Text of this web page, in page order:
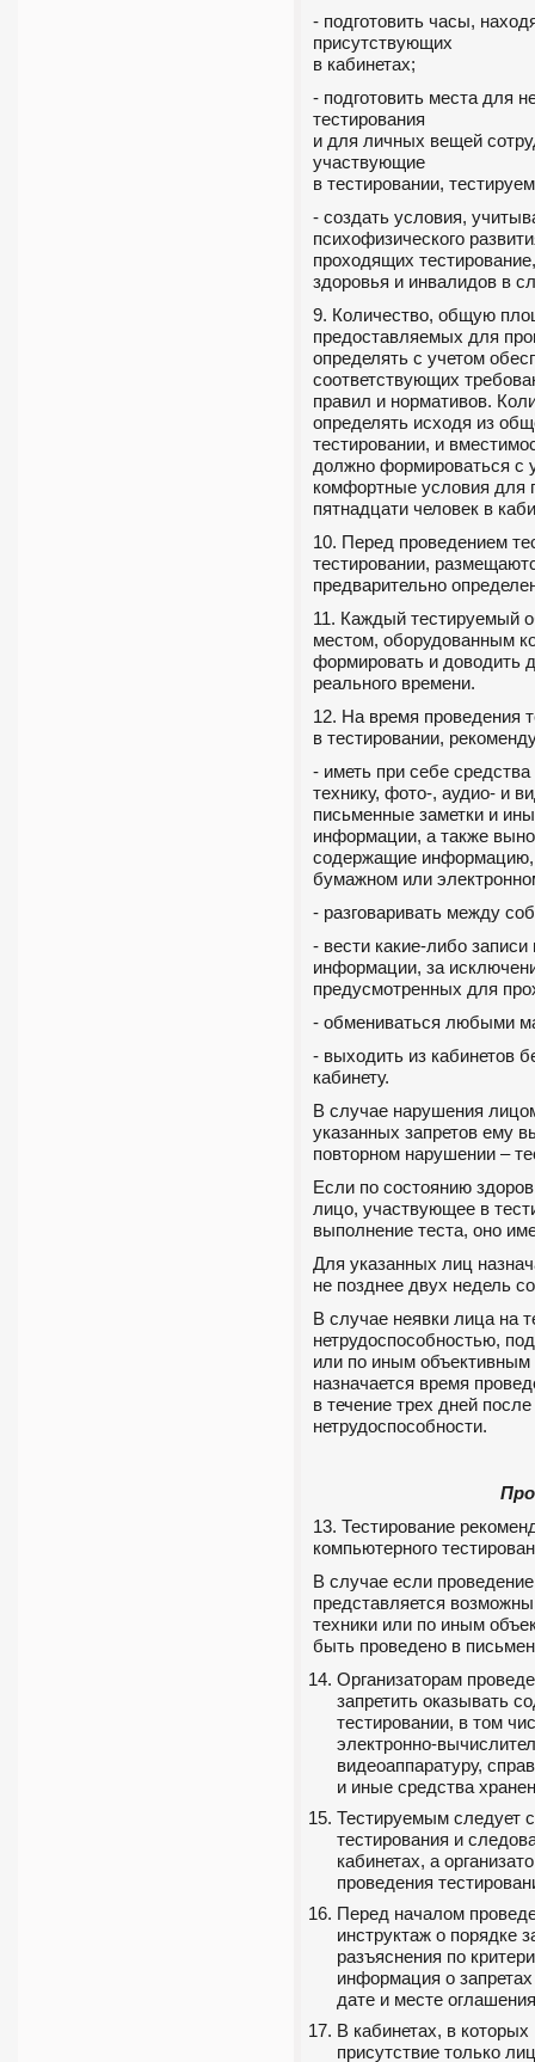
- подготовить часы,
присутствующих
в кабинетах;
- подготовить места для
тестирования
и для личных вещей
участвующие
в тестировании,
- создать условия,
психофизического
проходящих
здоровья и инвалидов в
9. Количество, общую
предоставляемых для
определять с учетом
соответствующих
правил и нормативов.
определять исходя из
тестировании, и
должно формироваться с
комфортные условия для
пятнадцати человек в
10. Перед проведением
тестировании,
предварительно
11. Каждый тестируемый
местом, оборудованным
формировать и доводить
реального времени.
12. На время проведения
в тестировании,
- иметь при себе
технику, фото-, аудио- и
письменные заметки и
информации, а также
содержащие информацию,
бумажном или
- разговаривать между
- вести какие-либо
информации, за
предусмотренных для
- обмениваться любыми
- выходить из кабинетов
кабинету.
В случае нарушения
указанных запретов ему
повторном нарушении –
Если по состоянию
лицо, участвующее в
выполнение теста, оно
Для указанных лиц
не позднее двух недель
В случае неявки лица на
нетрудоспособностью,
или по иным объективным
назначается время
в течение трех дней
нетрудоспособности.
13. Тестирование
компьютерного
В случае если
представляется
техники или по иным
быть проведено в
Организаторам
запретить оказывать
тестировании, в том
электронно-
видеоаппаратуру,
и иные средства
Тестируемым следует
тестирования и
кабинетах, а
проведения
Перед началом
инструктаж о порядке
разъяснения по
информация о
дате и месте
В кабинетах, в которых
присутствие только